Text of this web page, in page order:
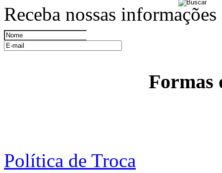
Receba nossas
Formas
Política de Troca